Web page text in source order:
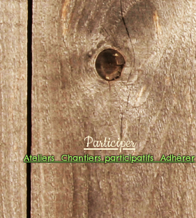
Participer
AteliersChantiers participatifsAdhérer